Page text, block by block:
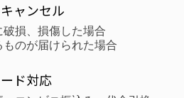
ャンセル
破損、損傷した場合
ものが届けられた場合
ド対応